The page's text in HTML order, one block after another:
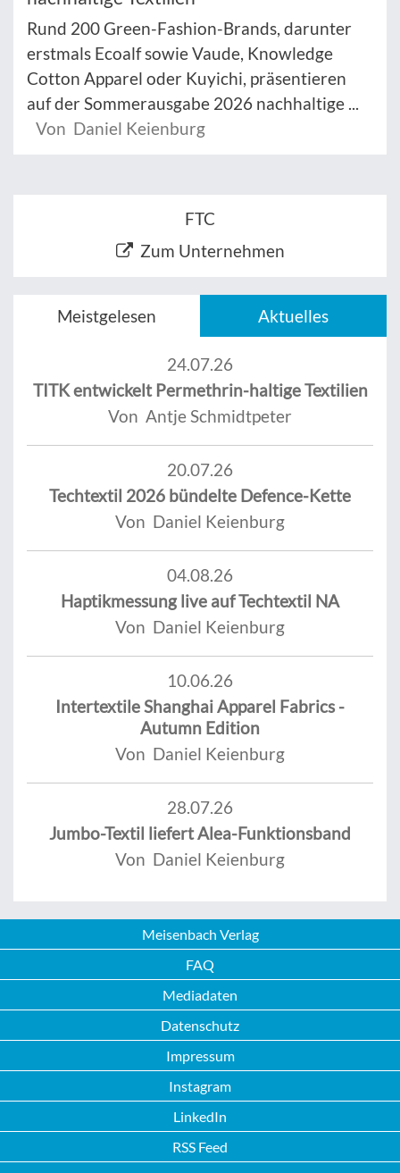
Rund 200 Green-Fashion-Brands, darunter
erstmals Ecoalf sowie Vaude, Knowledge
Cotton Apparel oder Kuyichi, präsentieren
auf der Sommerausgabe 2026 nachhaltige ...
Von Daniel Keienburg
FTC
Zum Unternehmen
Meistgelesen Aktuelles
24.07.26
TITK entwickelt Permethrin-haltige Textilien
Von Antje Schmidtpeter
20.07.26
Techtextil 2026 bündelte Defence-Kette
Von Daniel Keienburg
04.08.26
Haptikmessung live auf Techtextil NA
Von Daniel Keienburg
10.06.26
Intertextile Shanghai Apparel Fabrics -
Autumn Edition
Von Daniel Keienburg
28.07.26
Jumbo-Textil liefert Alea-Funktionsband
Von Daniel Keienburg
Meisenbach Verlag
FAQ
Mediadaten
Datenschutz
Impressum
Instagram
LinkedIn
RSS Feed